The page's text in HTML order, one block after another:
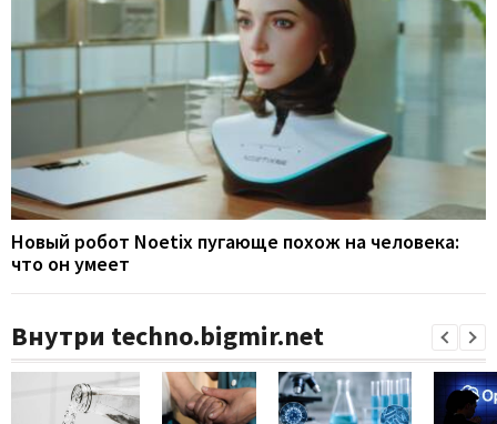
Новый робот Noetix пугающе похож на человека:
что он умеет
Внутри techno.bigmir.net